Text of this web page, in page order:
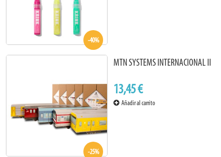
-40%
-25%
MTN SYSTEMS INTERNACIONAL II
13,45 €
Añadir al carrito